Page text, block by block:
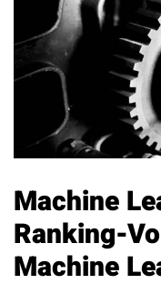
Über uns
Know How
Newsletter
Kontakt
Machine
Ranking-
Machine